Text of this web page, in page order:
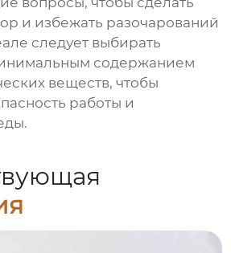
и избежать разочарований
следует выбирать
содержанием
веществ, чтобы
работы и